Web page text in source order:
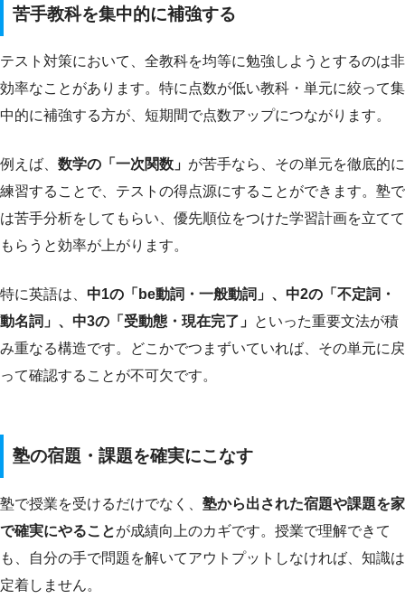
苦手教科を集中的に補強する
テスト対策において、全教科を均等に勉強しようとするのは非
効率なことがあります。特に点数が低い教科・単元に絞って集
中的に補強する方が、短期間で点数アップにつながります。
例えば、 数学の「一次関数」 が苦手なら、その単元を徹底的に
練習することで、テストの得点源にすることができます。塾で
は苦手分析をしてもらい、優先順位をつけた学習計画を立てて
もらうと効率が上がります。
特に英語は、 中1の「be動詞・一般動詞」、中2の「不定詞・
動名詞」、中3の「受動態・現在完了」 といった重要文法が積
み重なる構造です。どこかでつまずいていれば、その単元に戻
って確認することが不可欠です。
塾の宿題・課題を確実にこなす
塾で授業を受けるだけでなく、 塾から出された宿題や課題を家
で確実にやることが成績向上のカギです。授業で理解できて
も、自分の手で問題を解いてアウトプットしなければ、知識は
定着しません。